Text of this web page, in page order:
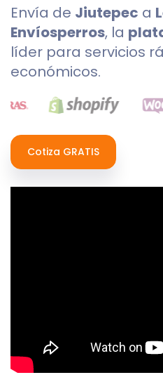
Envía de Jiutepec a
Envíosperros, la
líder para servicios
económicos.
Cotiza GRATIS